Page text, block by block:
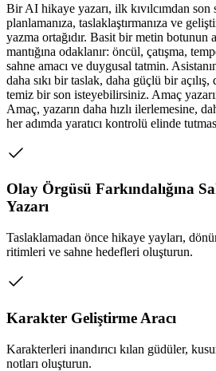
Bir AI hikaye yazarı, ilk kıvılcımdan
planlamanıza, taslaklaştırmanıza ve
yazma ortağıdır. Basit bir metin botunun
mantığına odaklanır: öncül, çatışma,
sahne amacı ve duygusal tatmin.
daha sıkı bir taslak, daha güçlü bir
temiz bir son isteyebilirsiniz. Amaç
Amaç, yazarın daha hızlı ilerlemesine,
her adımda yaratıcı kontrolü elinde
Olay Örgüsü Farkındalığına
Yazarı
Taslaklamadan önce hikaye yayları,
ritimleri ve sahne hedefleri oluşturun.
Karakter Geliştirme Aracı
Karakterleri inandırıcı kılan güdüler,
notları oluşturun.